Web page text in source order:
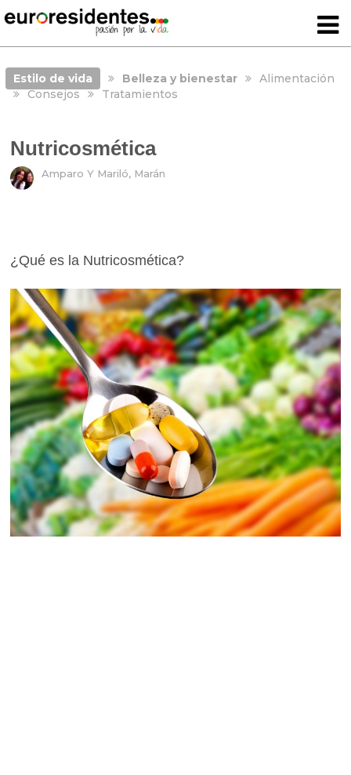
Estilo de vida Belleza y bienestar
Alimentación
Consejos
Tratamientos
Nutricosmética
Amparo Y Mariló, Marán
¿Qué es la Nutricosmética?